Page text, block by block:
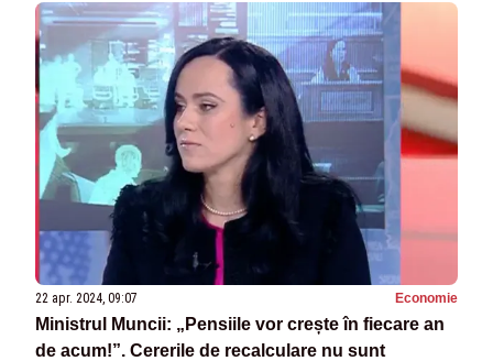
22 apr. 2024, 09:07 Economie
Ministrul Muncii: „Pensiile vor crește în fiecare an
de acum!”. Cererile de recalculare nu sunt